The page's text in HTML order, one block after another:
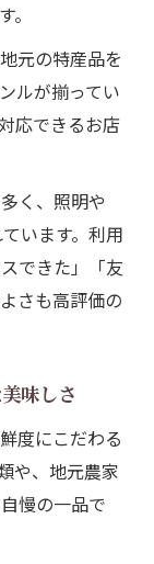
元の特産品を
ルが揃ってい
応できるお店
く、照明や
います。利用
できた」「友
さも高評価の
味しさ
度にこだわる
や、地元農家
慢の一品で